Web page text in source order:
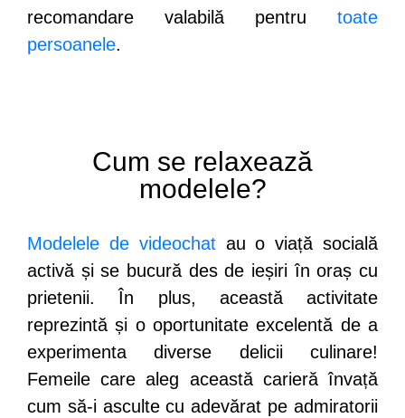
recomandare valabilă pentru toate
persoanele.
Cum se relaxează
modelele?
Modelele de videochatau o viață socială
activă și se bucură des de ieșiri în oraș cu
prietenii. În plus, această activitate
reprezintă și o oportunitate excelentă de a
experimenta diverse delicii culinare!
Femeile care aleg această carieră învață
cum să-i asculte cu adevărat pe admiratorii